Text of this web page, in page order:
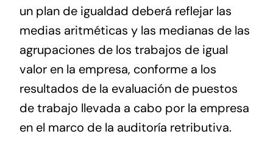
un plan de igualdad deberá reflejar las
medias aritméticas y las medianas de las
agrupaciones de los trabajos de igual
valor en la empresa, conforme a los
resultados de la evaluación de puestos
de trabajo llevada a cabo por la empresa
en el marco de la auditoría retributiva.